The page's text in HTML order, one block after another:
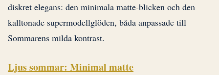
diskret elegans: den minimala matte-blicken och den
kalltonade supermodellglöden, båda anpassade till
Sommarens milda kontrast.
Ljus sommar: Minimal matte